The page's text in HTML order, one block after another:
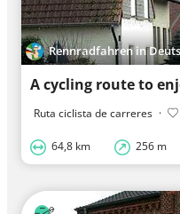
Rennradfahren in
Ruta ciclista de carreres ·
64,8 km 256 m